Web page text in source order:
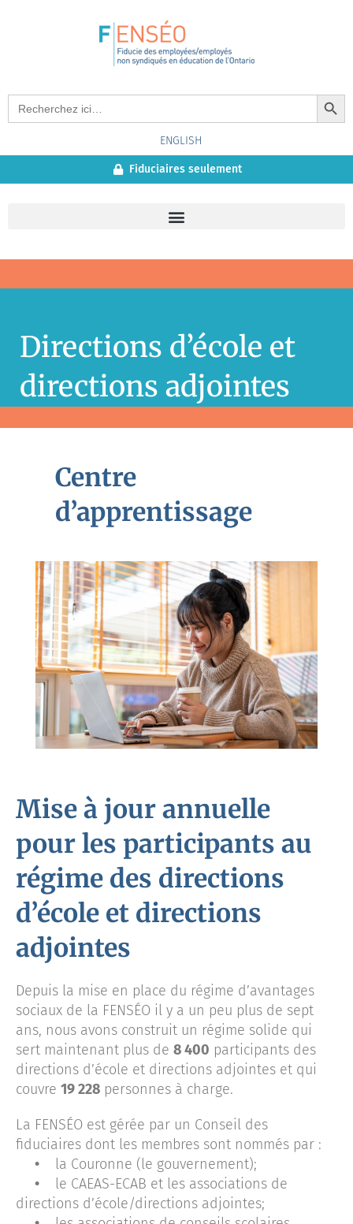
Search
for:
Search Button
ENGLISH
Fiduciaires seulement
Directions d’école et
directions adjointes
Centre
d’apprentissage
Mise à jour annuelle
pour les participants au
régime des directions
d’école et directions
adjointes
Depuis la mise en place du régime d’avantages
sociaux de la FENSÉO il y a un peu plus de sept
ans, nous avons construit un régime solide qui
sert maintenant plus de 8 400 participants des
directions d’école et directions adjointes et qui
couvre 19 228 personnes à charge.
La FENSÉO est gérée par un Conseil des
fiduciaires dont les membres sont nommés par :
• la Couronne (le gouvernement);
• le CAEAS-ECAB et les associations de
directions d’école/directions adjointes;